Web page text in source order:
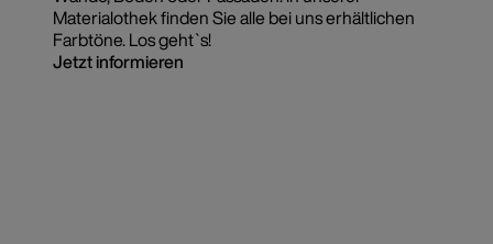
Materialothek finden Sie alle bei uns erhältlichen
Farbtöne. Los geht`s!
Jetzt informieren